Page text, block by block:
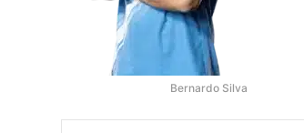
Bernardo Silva